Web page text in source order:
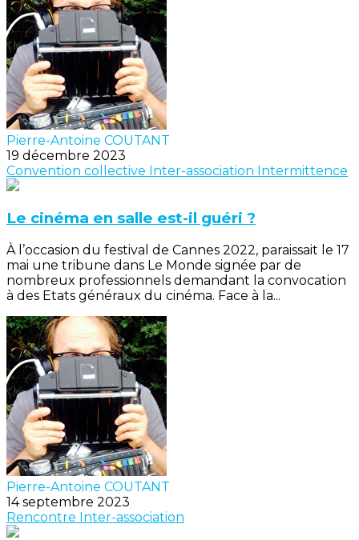
Pierre-Antoine COUTANT
19 décembre 2023
Convention collective Inter-association Intermittence
Le cinéma en salle est-il guéri ?
À l’occasion du festival de Cannes 2022, paraissait le 17
mai une tribune dans Le Monde signée par de
nombreux professionnels demandant la convocation
à des Etats généraux du cinéma. Face à la...
Pierre-Antoine COUTANT
14 septembre 2023
Rencontre Inter-association